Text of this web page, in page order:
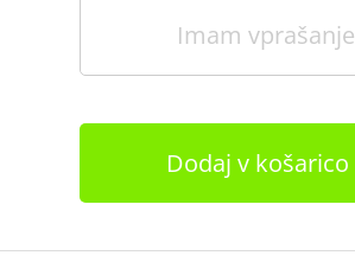
Imam vprašanje
Dodaj v košarico